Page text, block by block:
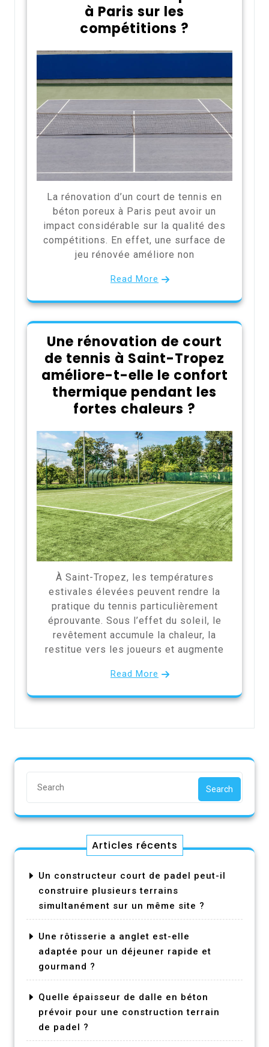
à Paris sur les
compétitions ?
La rénovation d’un court de tennis en
béton poreux à Paris peut avoir un
impact considérable sur la qualité des
compétitions. En effet, une surface de
jeu rénovée améliore non
Read More
Une rénovation de court
de tennis à Saint-Tropez
améliore-t-elle le confort
thermique pendant les
fortes chaleurs ?
À Saint-Tropez, les températures
estivales élevées peuvent rendre la
pratique du tennis particulièrement
éprouvante. Sous l’effet du soleil, le
revêtement accumule la chaleur, la
restitue vers les joueurs et augmente
Read More
Search
Articles récents
Un constructeur court de padel peut-il
construire plusieurs terrains
simultanément sur un même site ?
Une rôtisserie a anglet est-elle
adaptée pour un déjeuner rapide et
gourmand ?
Quelle épaisseur de dalle en béton
prévoir pour une construction terrain
de padel ?